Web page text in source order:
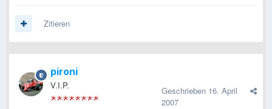
Zitieren
pironi
V.I.P. Geschrieben 16. April
2007